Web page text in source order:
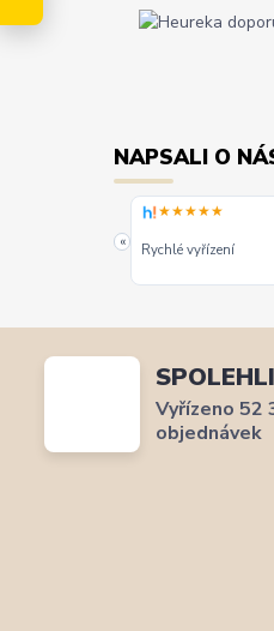
NAPSALI O
«
★★★★★
Rychlé vyřízení
Vyřízeno 52
objednávek